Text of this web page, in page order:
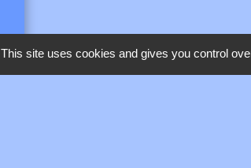
This site uses cookies and gives you control